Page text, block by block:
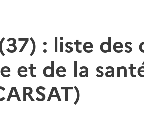
: liste des
et de la